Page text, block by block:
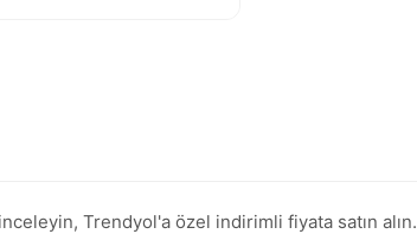
Trendyol'a özel indirimli fiyata satın alın.